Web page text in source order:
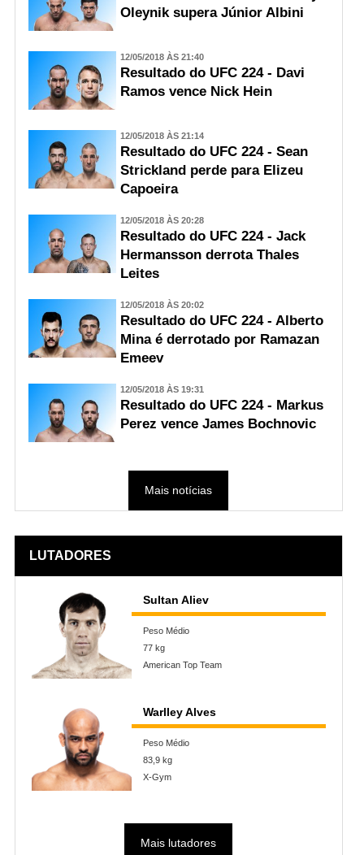
Oleynik supera Júnior Albini
12/05/2018 ÀS 21:40
Resultado do UFC 224 - Davi
Ramos vence Nick Hein
12/05/2018 ÀS 21:14
Resultado do UFC 224 - Sean
Strickland perde para Elizeu
Capoeira
12/05/2018 ÀS 20:28
Resultado do UFC 224 - Jack
Hermansson derrota Thales
Leites
12/05/2018 ÀS 20:02
Resultado do UFC 224 - Alberto
Mina é derrotado por Ramazan
Emeev
12/05/2018 ÀS 19:31
Resultado do UFC 224 - Markus
Perez vence James Bochnovic
Mais notícias
LUTADORES
Sultan Aliev
Peso Médio
77 kg
American Top Team
Warlley Alves
Peso Médio
83,9 kg
X-Gym
Mais lutadores